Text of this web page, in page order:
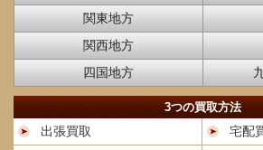
関東地方
関西地方
四国地方
3つの買取方法
出張買取
宅配